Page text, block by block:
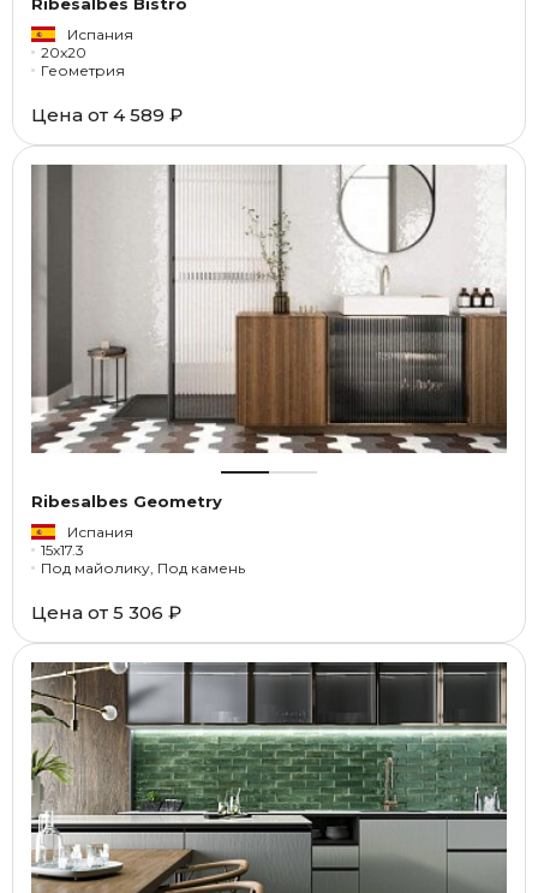
Испания
20x20
Геометрия
Цена от 4 589 ₽
Ribesalbes Geometry
Испания
15x17.3
Под майолику, Под камень
Цена от 5 306 ₽